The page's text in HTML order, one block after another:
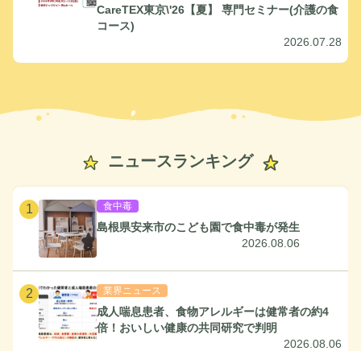
CareTEX東京\'26【夏】 専門セミナー(介護の食
コース)
2026.07.28
ニュースランキング
1 食中毒
島根県安来市のこども園で食中毒が発生
2026.08.06
2 業界ニュース
成人喘息患者、食物アレルギーは健常者の約4
倍！おいしい健康の共同研究で判明
2026.08.06